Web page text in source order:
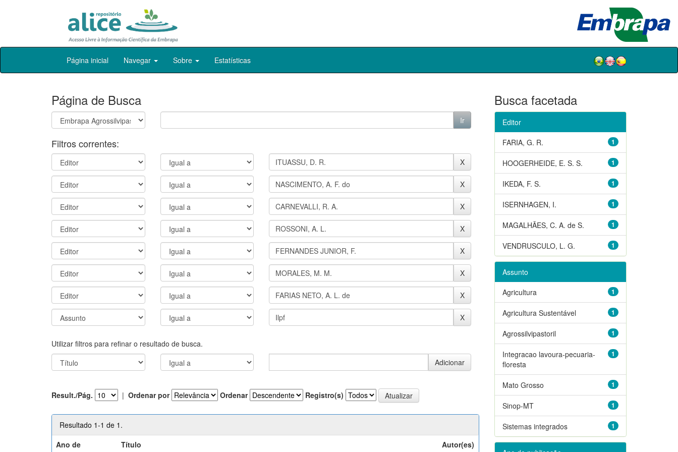
Skip
Página inicial Navegar Sobre Estatísticas
Página de Busca
Filtros correntes:
Utilizar filtros para refinar o resultado de busca.
Result./Pág. | Ordenar por Ordenar Registro(s)
Resultado 1-1 de 1.
Ano de
Título Autor(es)
Busca facetada
Editor
1
FARIA, G. R.
1
HOOGERHEIDE, E. S. S.
1
IKEDA, F. S.
1
ISERNHAGEN, I.
1
MAGALHÃES, C. A. de S.
1
VENDRUSCULO, L. G.
Assunto
1
Agricultura
1
Agricultura Sustentável
1
Agrossilvipastoril
1
Integracao lavoura-pecuaria-
floresta
1
Mato Grosso
1
Sinop-MT
1
Sistemas integrados